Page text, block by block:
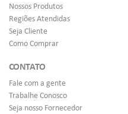
Nossos Produtos
Regiões Atendidas
Seja Cliente
Como Comprar
CONTATO
Fale com a gente
Trabalhe Conosco
Seja nosso Fornecedor